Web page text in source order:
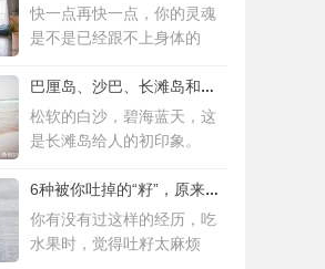
快一点再快一点，你的灵魂
是不是已经跟不上身体的
巴厘岛、沙巴、长滩岛和普吉岛，哪个更值得
松软的白沙，碧海蓝天，这
是长滩岛给人的初印象。
6种被你吐掉的“籽”，原来是果蔬界的营养
你有没有过这样的经历，吃
水果时，觉得吐籽太麻烦